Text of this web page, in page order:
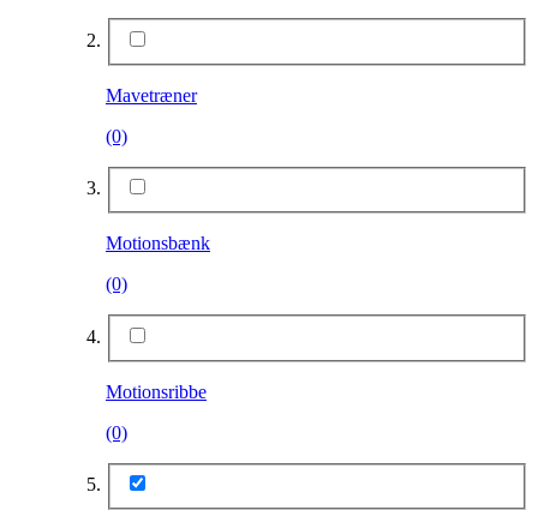
Mavetræner
(0)
Motionsbænk
(0)
Motionsribbe
(0)